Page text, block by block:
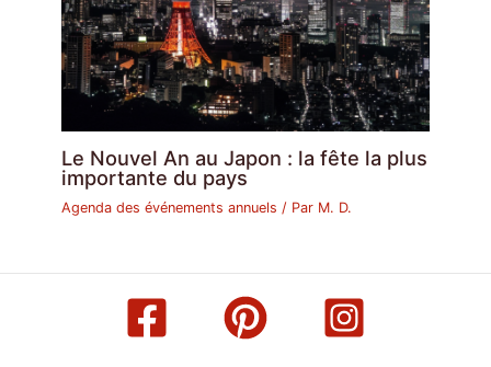
Le Nouvel An au Japon : la fête la plus
importante du pays
Agenda des événements annuels / Par M. D.